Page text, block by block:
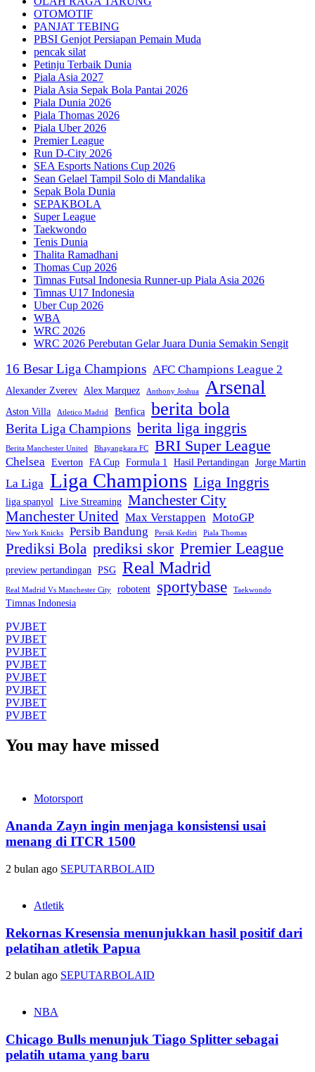
OTOMOTIF
PANJAT TEBING
PBSI Genjot Persiapan Pemain Muda
pencak silat
Petinju Terbaik Dunia
Piala Asia 2027
Piala Asia Sepak Bola Pantai 2026
Piala Dunia 2026
Piala Thomas 2026
Piala Uber 2026
Premier League
Run D-City 2026
SEA Esports Nations Cup 2026
Sean Gelael Tampil Solo di Mandalika
Sepak Bola Dunia
SEPAKBOLA
Super League
Taekwondo
Tenis Dunia
Thalita Ramadhani
Thomas Cup 2026
Timnas Futsal Indonesia Runner-up Piala Asia 2026
Timnas U17 Indonesia
Uber Cup 2026
WBA
WRC 2026
WRC 2026 Perebutan Gelar Juara Dunia Semakin Sengit
16 Besar Liga Champions AFC Champions League 2
Alexander Zverev Alex Marquez Anthony Joshua Arsenal
Aston Villa Atletico Madrid Benfica berita bola
Berita Liga Champions berita liga inggris
Berita Manchester United Bhayangkara FC BRI Super League
Chelsea Everton FA Cup Formula 1 Hasil Pertandingan Jorge Martin
La Liga Liga Champions Liga Inggris
liga spanyol Live Streaming Manchester City
Manchester United Max Verstappen MotoGP
New York Knicks Persib Bandung Persik Kediri Piala Thomas
Prediksi Bola prediksi skor Premier League
preview pertandingan PSG Real Madrid
Real Madrid Vs Manchester City robotent sportybase Taekwondo
Timnas Indonesia
PVJBET
PVJBET
PVJBET
PVJBET
PVJBET
PVJBET
PVJBET
PVJBET
You may have missed
Motorsport
Ananda Zayn ingin menjaga konsistensi usai
menang di ITCR 1500
2 bulan ago SEPUTARBOLAID
Atletik
Rekornas Kresensia menunjukkan hasil positif dari
pelatihan atletik Papua
2 bulan ago SEPUTARBOLAID
NBA
Chicago Bulls menunjuk Tiago Splitter sebagai
pelatih utama yang baru